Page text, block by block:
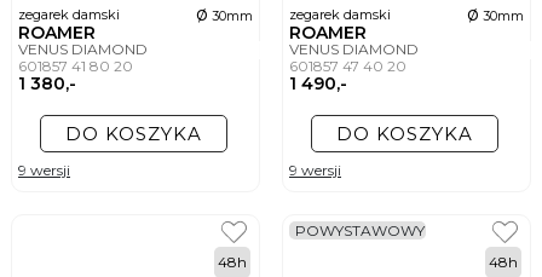
zegarek damski ø 30mm
ROAMER
VENUS DIAMOND
601857 41 80 20
1 380,-
DO KOSZYKA
9 wersji
zegarek damski ø 30mm
ROAMER
VENUS DIAMOND
601857 47 40 20
1 490,-
DO KOSZYKA
9 wersji
48h
POWYSTAWOWY
48h